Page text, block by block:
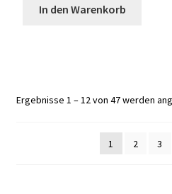
In den Warenkorb
Ergebnisse 1 – 12 von 47 werden
1 2 3